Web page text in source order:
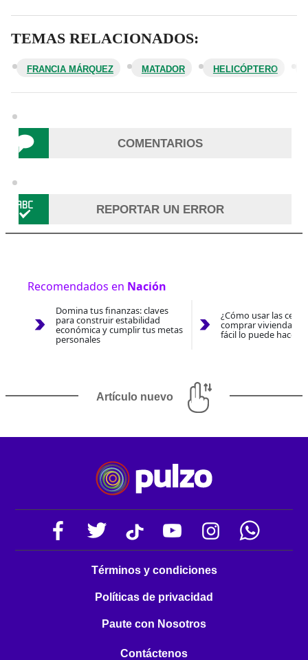
TEMAS RELACIONADOS:
FRANCIA MÁRQUEZ MATADOR HELICÓPTERO
COMENTARIOS
REPORTAR UN ERROR
Recomendados en Nación
Domina tus finanzas: claves
para construir estabilidad
económica y cumplir tus metas
personales
¿Cómo usar las
comprar vivienda
fácil lo puede hacer
Artículo nuevo
Términos y condiciones
Políticas de privacidad
Paute con Nosotros
Contáctenos